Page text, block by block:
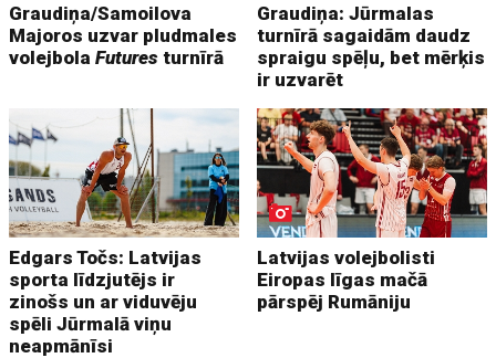
Graudiņa/Samoilova
Majoros uzvar pludmales
volejbolaFutures turnīrā
Graudiņa: Jūrmalas
turnīrā sagaidām daudz
spraigu spēļu, bet mērķis
ir uzvarēt
Edgars Točs: Latvijas
sporta līdzjutējs ir
zinošs un ar viduvēju
spēli Jūrmalā viņu
neapmānīsi
Latvijas volejbolisti
Eiropas līgas mačā
pārspēj Rumāniju